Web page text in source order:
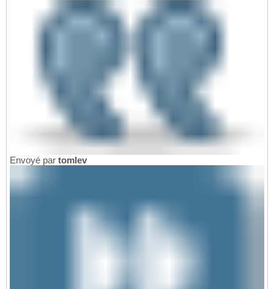
Envoyé par tomlev